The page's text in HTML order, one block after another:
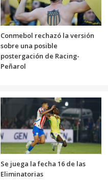
Conmebol rechazó la versión
sobre una posible
postergación de Racing-
Peñarol
Se juega la fecha 16 de las
Eliminatorias